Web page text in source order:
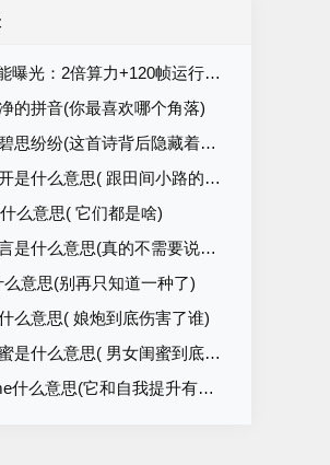
2倍算力+120帧运行PG直击龙卷风真实风暴世界
的拼音(你最喜欢哪个角落)
纷纷(这首诗背后隐藏着怎样的故事)
什么意思( 跟田间小路的花有啥关系)
么意思( 它们都是啥)
什么意思(真的不需要说出口吗)
么意思(别再只知道一种了)
么意思( 娘炮到底伤害了谁)
什么意思( 男女闺蜜到底是什么关系)
什么意思(它和自我提升有关吗)